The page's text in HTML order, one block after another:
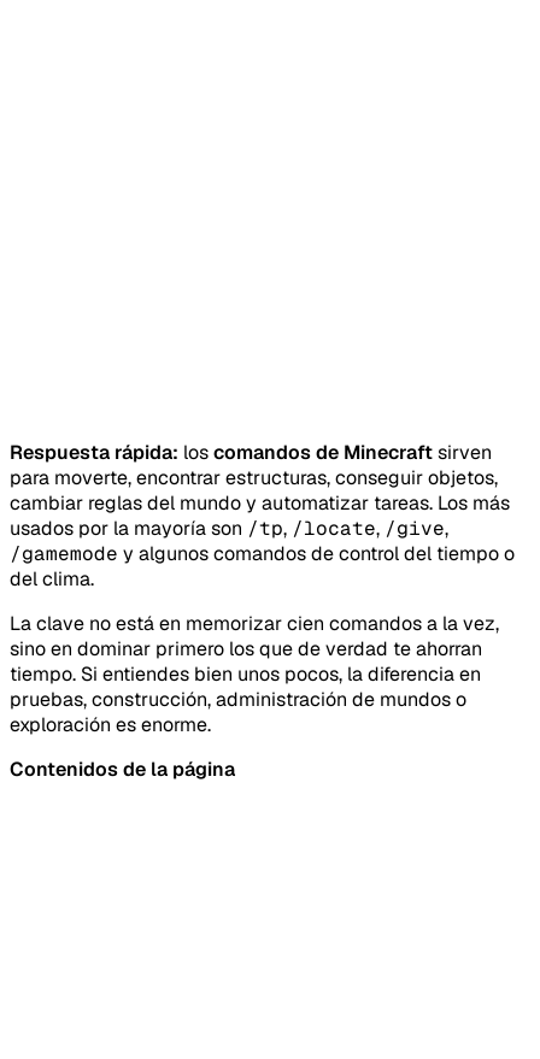
Respuesta rápida: loscomandos de Minecraftsirven
para moverte, encontrar estructuras, conseguir objetos,
cambiar reglas del mundo y automatizar tareas. Los más
usados por la mayoría son /tp, /locate, /give,
/gamemode y algunos comandos de control del tiempo o
del clima.
La clave no está en memorizar cien comandos a la vez,
sino en dominar primero los que de verdad te ahorran
tiempo. Si entiendes bien unos pocos, la diferencia en
pruebas, construcción, administración de mundos o
exploración es enorme.
Contenidos de la página